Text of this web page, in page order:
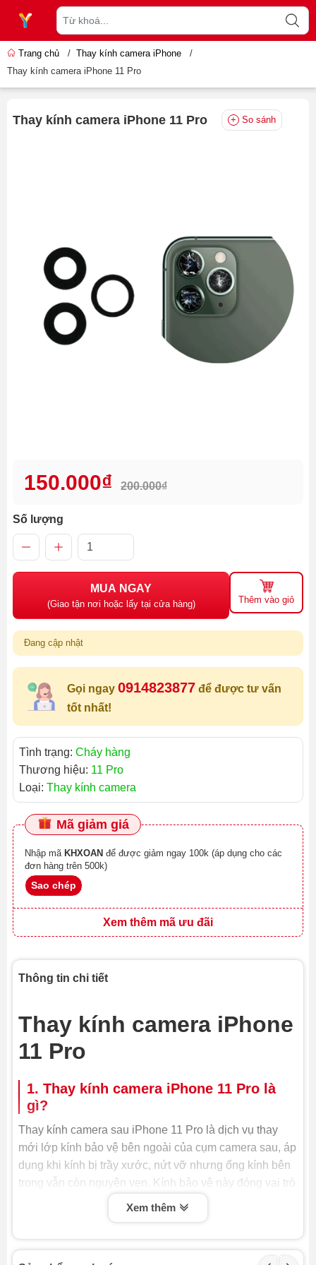
Trang chủ / Thay kính camera iPhone
/
Thay kính camera iPhone 11 Pro
Thay kính camera iPhone 11 Pro So sánh
150.000₫ 200.000₫
Số lượng
MUA NGAY
(Giao tận nơi hoặc lấy tại cửa hàng) Thêm vào giỏ
Đang cập nhật
Gọi ngay 0914823877 để được tư vấn
tốt nhất!
Tình trạng: Cháy hàng
Thương hiệu: 11 Pro
Loại: Thay kính camera
Mã giảm giá
Nhập mã KHXOAN
đơn hàng trên 500k)
Sao chép
Xem thêm mã ưu đãi
Thông tin chi tiết
Thay kính camera iPhone
11 Pro
1. Thay kính camera iPhone 11 Pro là
gì?
Thay kính camera sau iPhone 11 Pro là dịch vụ thay
mới lớp kính bảo vệ bên ngoài của cụm camera sau, áp
dụng khi kính bị trầy xước, nứt vỡ nhưng ống kính bên
trong vẫn còn nguyên vẹn. Kính bảo vệ này đóng vai trò
rất quan trọng, không chỉ ngăn bụi bẩn và nước xâm
nhập mà còn đảm bảo chất lượng hình ảnh luôn sắc
camera iPhone là cần thiết để bảo vệ cụm camera và
Xem thêm